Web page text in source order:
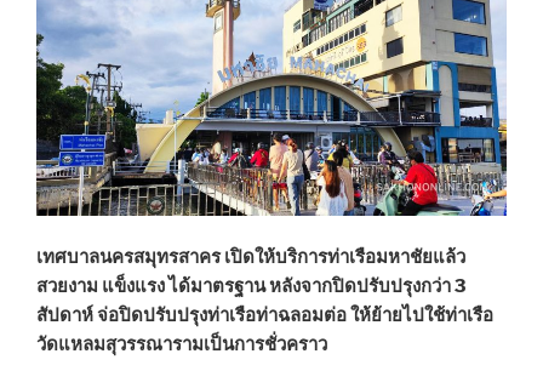
เทศบาลนครสมุทรสาคร เปิดให้บริการท่าเรือมหาชัยแล้ว
สวยงาม แข็งแรง ได้มาตรฐาน หลังจากปิดปรับปรุงกว่า 3
สัปดาห์ จ่อปิดปรับปรุงท่าเรือท่าฉลอมต่อ ให้ย้ายไปใช้ท่าเรือ
วัดแหลมสุวรรณารามเป็นการชั่วคราว